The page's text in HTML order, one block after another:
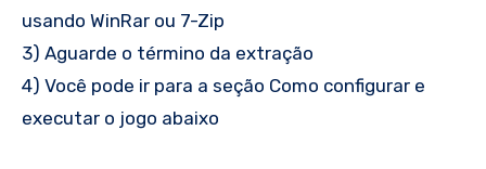
usando WinRar ou 7-Zip
3) Aguarde o término da extração
4) Você pode ir para a seção Como configurar e
executar o jogo abaixo